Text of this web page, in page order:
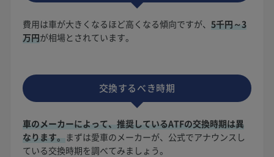
費用は車が大きくなるほど高くなる傾向ですが、 5千円～3
万円が相場とされています。
交換するべき時期
車のメーカーによって、推奨しているATFの交換時期は異
なります。 まずは愛車のメーカーが、公式でアナウンスし
ている交換時期を調べてみましょう。